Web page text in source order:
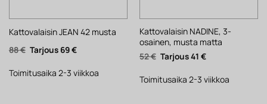
Kattovalaisin JEAN 42 musta
88€ Alkuperäinen
hinta
88 €.
69€Nykyinen
69 €.
Toimitusaika 2-3 viikkoa
Kattovalaisin NADINE, 3-
osainen, musta matta
52€ Alkuperäinen
hinta
52 €.
41 €Nykyinen
41 €.
Toimitusaika 2-3 viikkoa